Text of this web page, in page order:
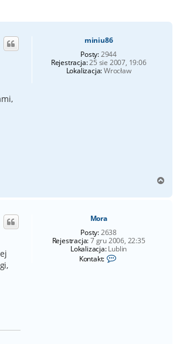
miniu86
Posty:2944
Rejestracja:25 sie 2007, 19:06
Lokalizacja:Wrocław
g
Mora
Posty:2638
Rejestracja:7 gru 2006, 22:35
Lokalizacja:Lublin
Kontakt: